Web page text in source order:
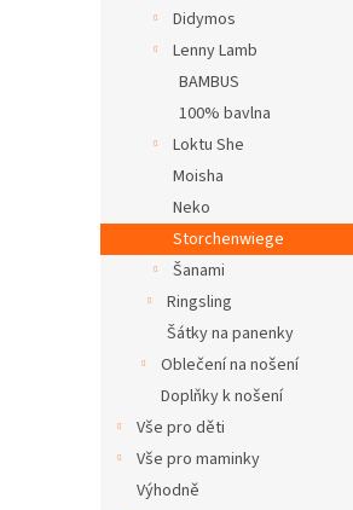
Didymos
Lenny Lamb
BAMBUS
100% bavlna
Loktu She
Moisha
Neko
Storchenwiege
Šanami
Ringsling
Šátky na panenky
Oblečení na nošení
Doplňky k nošení
Vše pro děti
Vše pro maminky
Výhodně